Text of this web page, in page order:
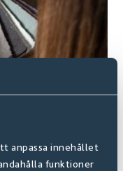
anpassa innehållet
funktioner